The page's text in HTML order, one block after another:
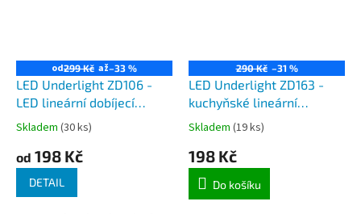
od299 Kč až–33 %
LED Underlight ZD106 -
LED lineární dobíjecí
bateriové svítidlo s
pohybovým čidlem, délka
200, 300 a 500 mm
Skladem (30 ks)
od 198 Kč
DETAIL
290 Kč –31 %
LED Underlight ZD163 -
kuchyňské lineární
bateriové nabíjecí LED
svítidlo s pohybovým
čidlem
Skladem (19 ks)
198 Kč
Do košíku